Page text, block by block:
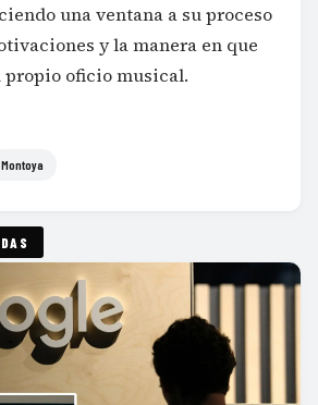
una ventana a su proceso
y la manera en que
propio oficio musical.
Montoya